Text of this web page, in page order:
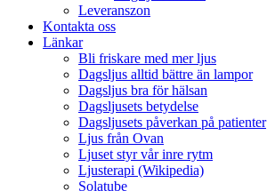
Leveranszon
Kontakta oss
Länkar
Bli friskare med mer ljus
Dagsljus alltid bättre än lampor
Dagsljus bra för hälsan
Dagsljusets betydelse
Dagsljusets påverkan på patienter
Ljus från Ovan
Ljuset styr vår inre rytm
Ljusterapi (Wikipedia)
Solatube